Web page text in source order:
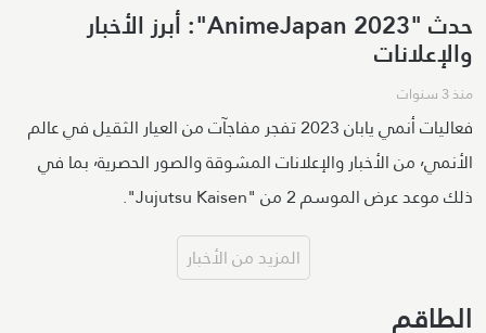
حدث "AnimeJapan 2023": أبرز الأخبار
والإعلانات
منذ 3 سنوات
فعاليات أنمي يابان 2023 تفجر مفاجآت من العيار الثقيل في عالم
الأنمي٬ من الأخبار والإعلانات المشوقة والصور الحصرية٬ بما في
ذلك موعد عرض الموسم 2 من "Jujutsu Kaisen".
المزيد من الأخبار
الطاقم